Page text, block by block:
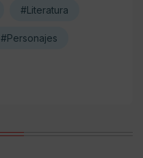
#Literatura
#Personajes